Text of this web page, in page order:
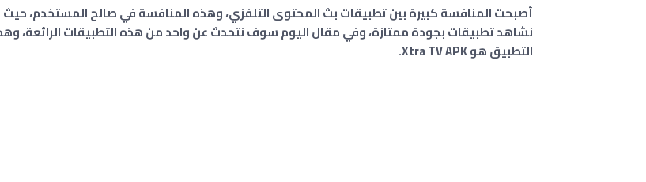
أصبحت المنافسة كبيرة بين تطبيقات بث المحتوى التلفزي، وهذه المنافسة في صالح المستخدم، حيث
نشاهد تطبيقات بجودة ممتازة، وفي مقال اليوم سوف نتحدث عن واحد من هذه التطبيقات الرائعة،
التطبيق هو Xtra TV APK.